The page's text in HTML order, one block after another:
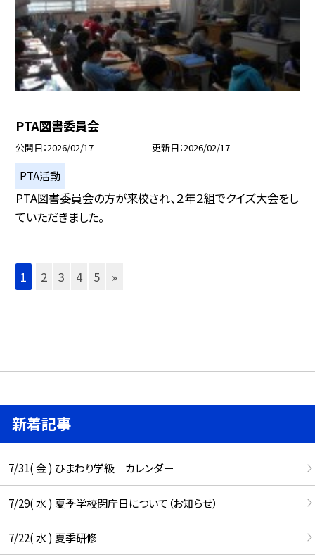
PTA図書委員会
公開日 2026/02/17 更新日 2026/02/17
PTA活動
PTA図書委員会の方が来校され、２年２組でクイズ大会をし
ていただきました。
1 2 3 4 5 »
新着記事
7/31( 金 ) ひまわり学級 カレンダー
7/29( 水 ) 夏季学校閉庁日について（お知らせ）
7/22( 水 ) 夏季研修